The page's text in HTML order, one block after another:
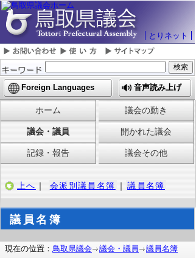
とりネット
Foreign Languages 音声読み上げ
ホーム 議会の動き
議会・議員 開かれた議会
記録・報告 議会その他
上へ ｜ 会派別議員名簿 ｜ 議員名簿
議員名簿
現在の位置： 鳥取県議会 議会・議員 議員名簿